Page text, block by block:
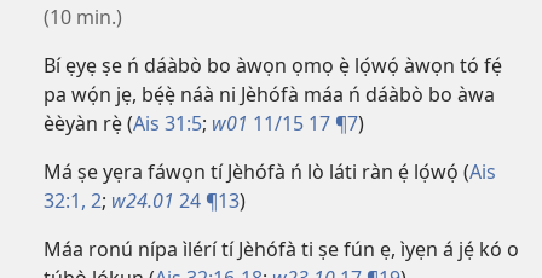
(10 min.)
Bí ẹyẹ ṣe ń dáàbò bo àwọn ọmọ ẹ̀ lọ́wọ́ àwọn tó fẹ́
pa wọ́n jẹ, bẹ́ẹ̀ náà ni Jèhófà máa ń dáàbò bo àwa
èèyàn rẹ̀ (Ais 31:5; w01 11/15 17 ¶7)
Má ṣe yẹra fáwọn tí Jèhófà ń lò láti ràn ẹ́ lọ́wọ́ (Ais
32:1, 2; w24.01 24 ¶13)
Máa ronú nípa ìlérí tí Jèhófà ti ṣe fún ẹ, ìyẹn á jẹ́ kó o